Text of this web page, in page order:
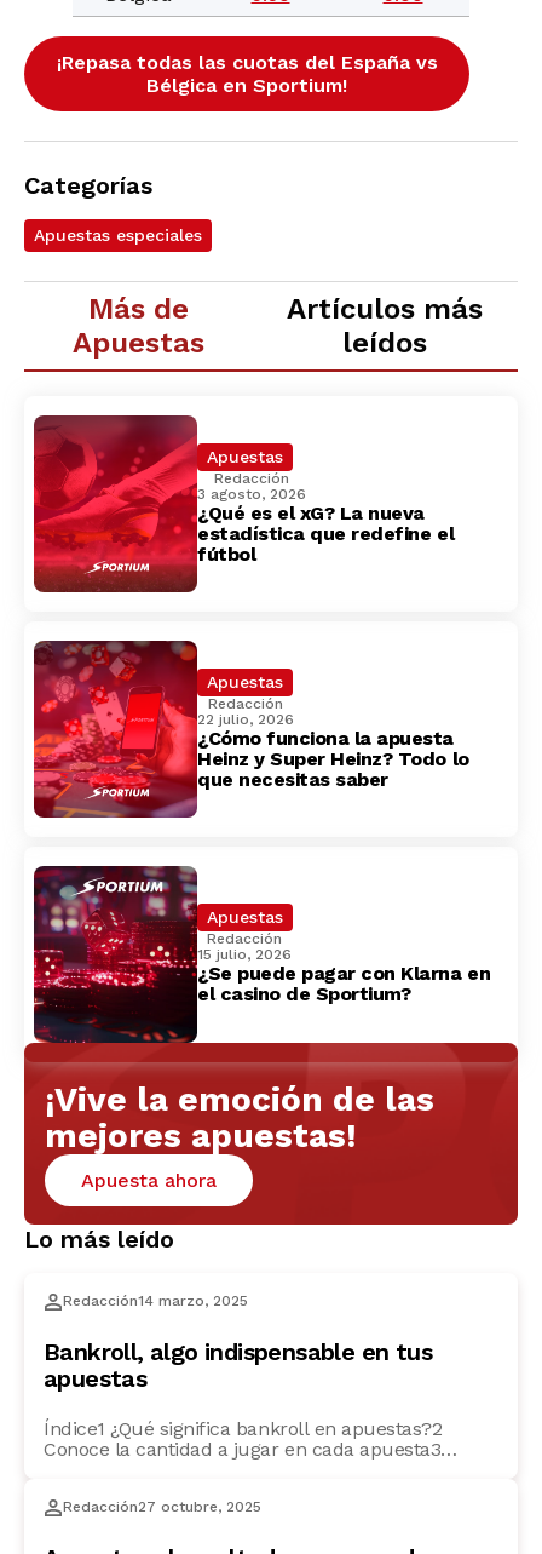
¡Repasa todas las cuotas del España vs
Bélgica en Sportium!
Categorías
Apuestas especiales
¡Vive la emoción de las
mejores apuestas!
Apuesta ahora
Lo más leído
Redacción14 marzo, 2025
Bankroll, algo indispensable en tus
apuestas
Índice1 ¿Qué significa bankroll en apuestas?2
Conoce la cantidad a jugar en cada apuesta3
tus impulsos8 Evalúa los riesgos En Sportium te
Redacción27 octubre, 2025
Más de
Apuestas
Artículos más
leídos
Apuestas
Redacción
3 agosto, 2026
¿Qué es el xG? La nueva
estadística que redefine el
fútbol
Apuestas
Redacción
22 julio, 2026
¿Cómo funciona la apuesta
Heinz y Super Heinz? Todo lo
que necesitas saber
Apuestas
Redacción
15 julio, 2026
¿Se puede pagar con Klarna en
el casino de Sportium?